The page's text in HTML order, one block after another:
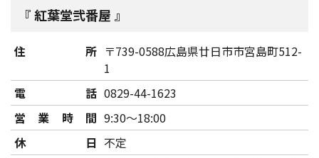
紅葉堂弐番屋
住所 〒739-0588広島県廿日市市宮島町512-
1
電話 0829-44-1623
営業時間 9:30～18:00
休日 不定